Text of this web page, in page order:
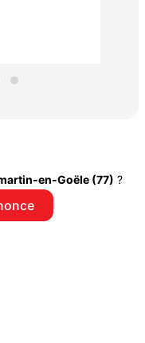
en-Goële (77) ?